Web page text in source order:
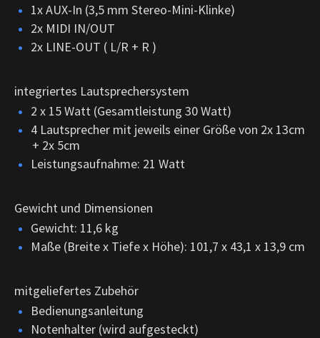
1x AUX-In (3,5 mm Stereo-Mini-Klinke)
2x MIDI IN/OUT
2x LINE-OUT ( L/R + R )
integriertes Lautsprechersystem
2 x 15 Watt (Gesamtleistung 30 Watt)
4 Lautsprecher mit jeweils einer Größe von 2x 13cm
+ 2x 5cm
Leistungsaufnahme: 21 Watt
Gewicht und Dimensionen
Gewicht: 11,6 kg
Maße (Breite x Tiefe x Höhe): 101,7 x 43,1 x 13,9 cm
mitgeliefertes Zubehör
Bedienungsanleitung
Notenhalter (wird aufgesteckt)